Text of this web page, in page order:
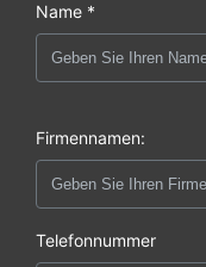
Name *
Firmennamen:
Telefonnummer